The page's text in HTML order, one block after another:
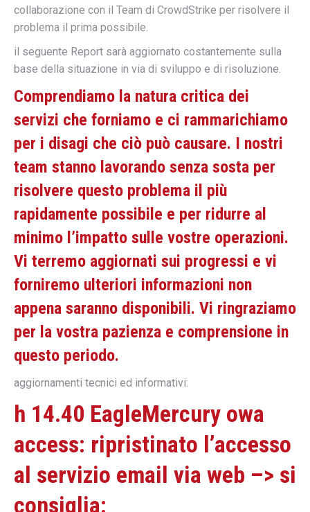
collaborazione con il Team di CrowdStrike per risolvere il
problema il prima possibile.
il seguente Report sarà aggiornato costantemente sulla
base della situazione in via di sviluppo e di risoluzione.
Comprendiamo la natura critica dei
servizi che forniamo e ci rammarichiamo
per i disagi che ciò può causare. I nostri
team stanno lavorando senza sosta per
risolvere questo problema il più
rapidamente possibile e per ridurre al
minimo l’impatto sulle vostre operazioni.
Vi terremo aggiornati sui progressi e vi
forniremo ulteriori informazioni non
appena saranno disponibili. Vi ringraziamo
per la vostra pazienza e comprensione in
questo periodo.
aggiornamenti tecnici ed informativi:
h 14.40 EagleMercury owa
access: ripristinato l’accesso
al servizio email via web –> si
consiglia: